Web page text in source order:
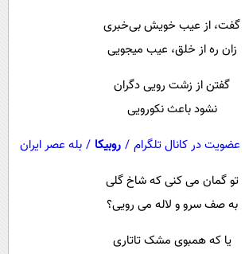
حوادث
سلامت
فرهنگی
بین الملل
اجتماعی
روانشناسی
گفت، از عیب خویش بی‌خبری
زان ره از خلق، عیب میجویی
گفتن از زشت رویی دگران
نشود باعث نکورویی
عضویت در کانال تلگرام / روبیکا / بله عصر ایران
تو گمان می کنی که شاخ گلی
به صف سرو و لاله می رویی؟
یا که همبوی مشک تاتاری